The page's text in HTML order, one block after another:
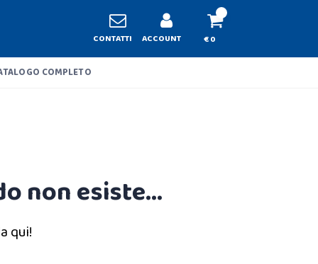
CONTATTI ACCOUNT € 0
COMPLETO
non esiste...
qui!